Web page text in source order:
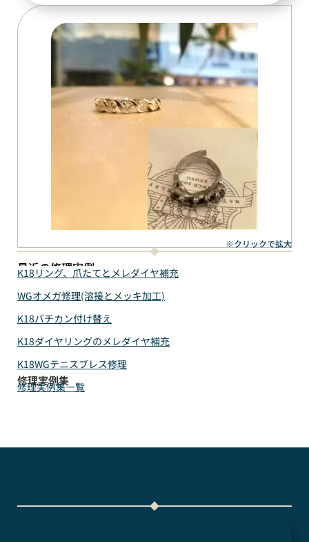
※クリックで拡大
最近の修理実例
K18リング、爪たてとメレダイヤ補充
WGオメガ修理(溶接とメッキ加工)
K18バチカン付け替え
K18ダイヤリングのメレダイヤ補充
K18WGテニスブレス修理
修理実例集
修理実例集一覧